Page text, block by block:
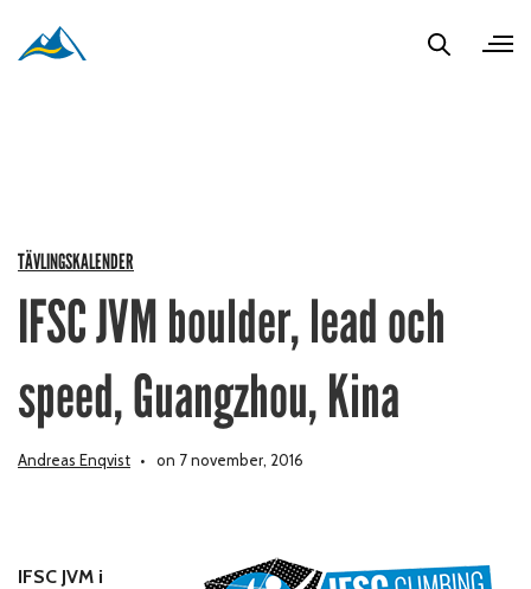
TÄVLINGSKALENDER
IFSC JVM boulder, lead och
speed, Guangzhou, Kina
Andreas Enqvist on 7 november, 2016
IFSC JVM i